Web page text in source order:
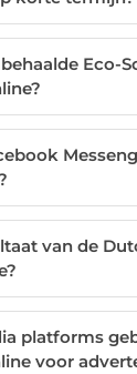
Eco-
van de
platforms
voor